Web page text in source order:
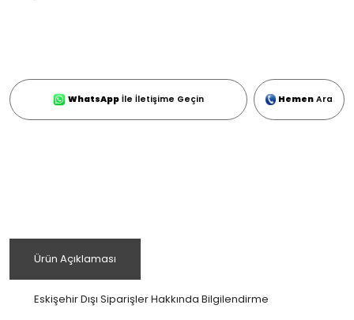
WhatsApp İle İletişime Geçin Hemen Ara
Ürün Açıklaması
Eskişehir Dışı Siparişler Hakkında Bilgilendirme